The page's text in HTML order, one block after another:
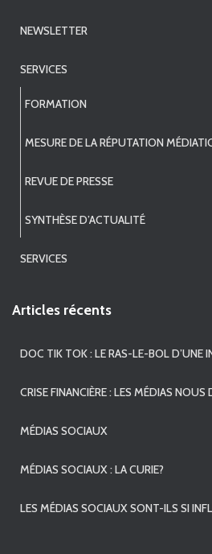
NEWSLETTER
SERVICES
FORMATION
MESURE DE LA RÉPUTATION
REVUE DE PRESSE
SYNTHÈSE D’ACTUALITÉ
SERVICES
Articles récents
DOC TIK TOK : LE RAS-LE-BOL D’UNE
CRISE FINANCIÈRE : LES MÉDIAS
MÉDIAS SOCIAUX
MÉDIAS SOCIAUX : LA CURIE?
LES MÉDIAS SOCIAUX SONT-ILS SI